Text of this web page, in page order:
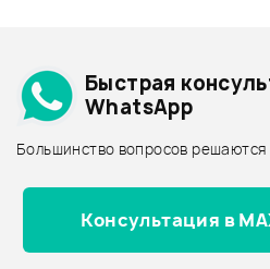
КЛЮЧ TAMA TDK10
Архив товаров - дешевле
Архив товаров - дороже
Все товары CHERUB
Архив товаров - новинки
Быстрая
WhatsApp
Большинство вопросов
Консультация в